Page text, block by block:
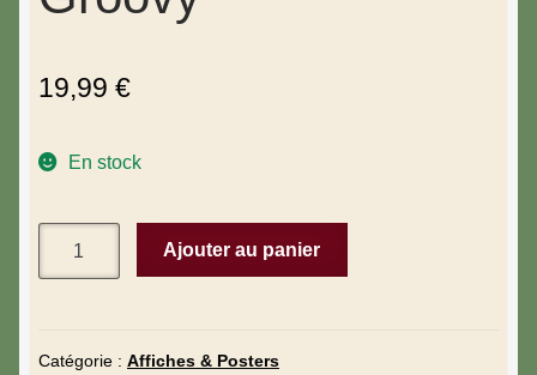
19,99 €
En stock
Ajouter au panier
Catégorie : Affiches & Posters